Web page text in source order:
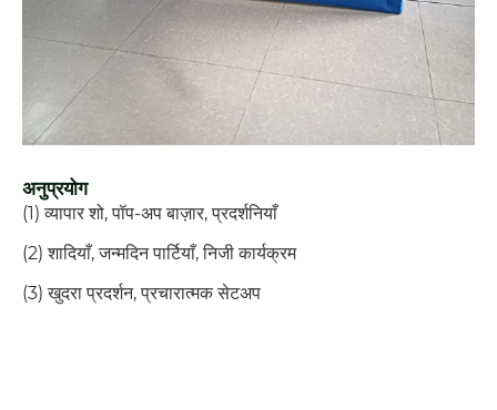
अनुप्रयोग
(1) व्यापार शो, पॉप-अप बाज़ार, प्रदर्शनियाँ
(2) शादियाँ, जन्मदिन पार्टियाँ, निजी कार्यक्रम
(3) खुदरा प्रदर्शन, प्रचारात्मक सेटअप